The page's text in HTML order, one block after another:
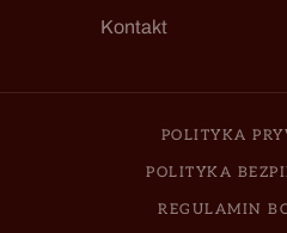
Kontakt
POLITYKA
POLITYKA
REGULAMIN